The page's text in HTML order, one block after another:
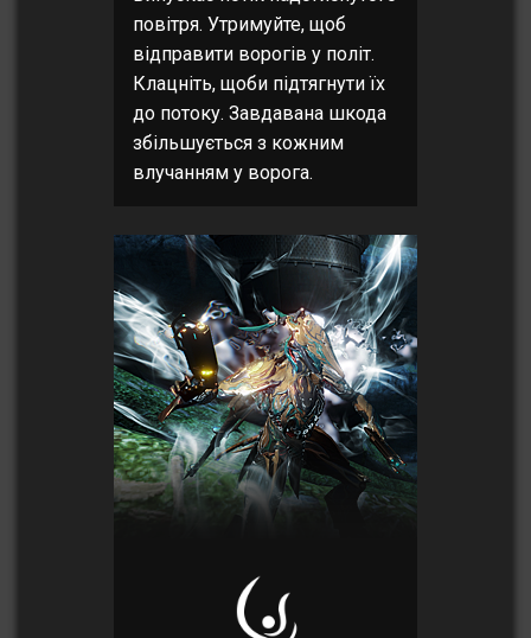
повітря. Утримуйте, щоб
відправити ворогів у політ.
Клацніть, щоби підтягнути їх
до потоку. Завдавана шкода
збільшується з кожним
влучанням у ворога.